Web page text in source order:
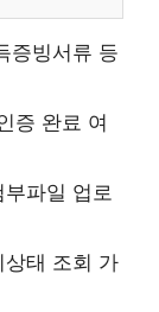
증빙서류 등
증 완료 여
파일 업로
상태 조회 가